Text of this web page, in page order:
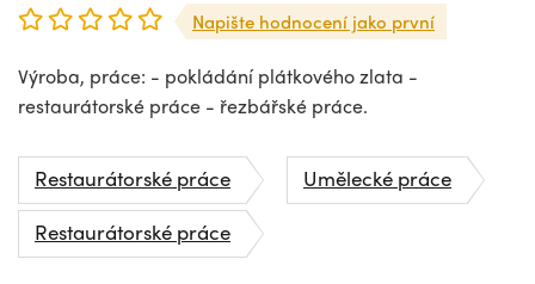
Napište hodnocení jako první
Výroba, práce: - pokládání plátkového zlata -
restaurátorské práce - řezbářské práce.
Restaurátorské práce
Umělecké práce
Restaurátorské práce